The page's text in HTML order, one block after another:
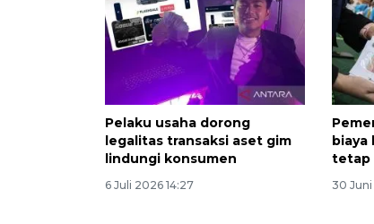
Pelaku usaha dorong
legalitas transaksi aset gim
lindungi konsumen
6 Juli 2026 14:27
biaya
tetap
30